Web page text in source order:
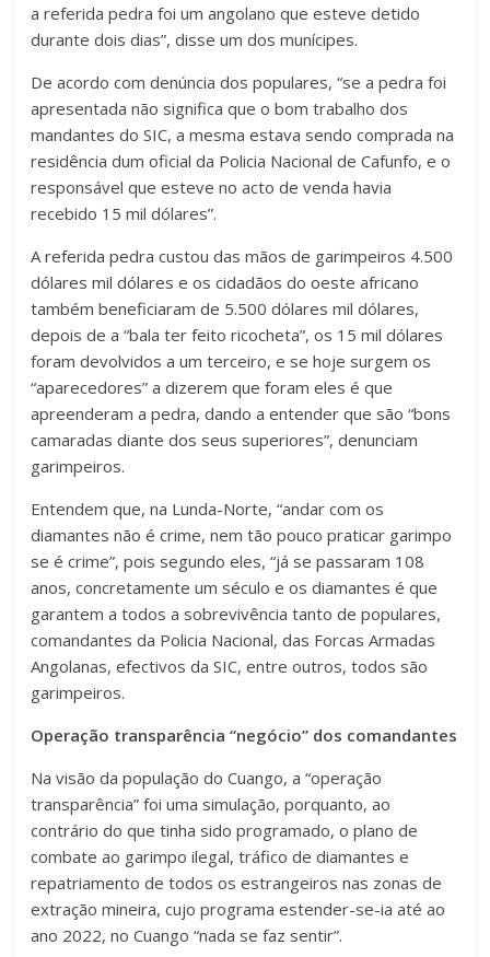
a referida pedra foi um angolano que esteve detido
durante dois dias”, disse um dos munícipes.
De acordo com denúncia dos populares, “se a pedra foi
apresentada não significa que o bom trabalho dos
mandantes do SIC, a mesma estava sendo comprada na
residência dum oficial da Policia Nacional de Cafunfo, e o
responsável que esteve no acto de venda havia
recebido 15 mil dólares”.
A referida pedra custou das mãos de garimpeiros 4.500
dólares mil dólares e os cidadãos do oeste africano
também beneficiaram de 5.500 dólares mil dólares,
depois de a “bala ter feito ricocheta”, os 15 mil dólares
foram devolvidos a um terceiro, e se hoje surgem os
“aparecedores” a dizerem que foram eles é que
apreenderam a pedra, dando a entender que são “bons
camaradas diante dos seus superiores”, denunciam
garimpeiros.
Entendem que, na Lunda-Norte, “andar com os
diamantes não é crime, nem tão pouco praticar garimpo
se é crime”, pois segundo eles, “já se passaram 108
anos, concretamente um século e os diamantes é que
garantem a todos a sobrevivência tanto de populares,
comandantes da Policia Nacional, das Forcas Armadas
Angolanas, efectivos da SIC, entre outros, todos são
garimpeiros.
Operação transparência “negócio” dos comandantes
Na visão da população do Cuango, a “operação
transparência” foi uma simulação, porquanto, ao
contrário do que tinha sido programado, o plano de
combate ao garimpo ilegal, tráfico de diamantes e
repatriamento de todos os estrangeiros nas zonas de
extração mineira, cujo programa estender-se-ia até ao
ano 2022, no Cuango “nada se faz sentir”.